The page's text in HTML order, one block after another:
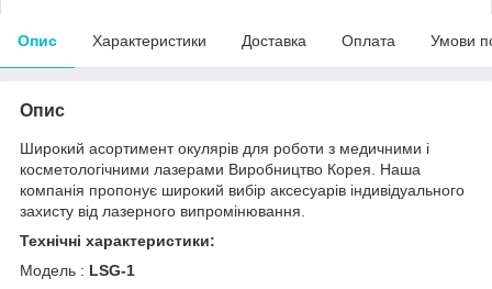
Опис Характеристики Доставка Оплата Умови
Опис
Широкий асортимент окулярів для роботи з медичними і
косметологічними лазерами Виробництво Корея. Наша
компанія пропонує широкий вибір аксесуарів індивідуального
захисту від лазерного випромінювання.
Технічні характеристики:
Модель : LSG-1